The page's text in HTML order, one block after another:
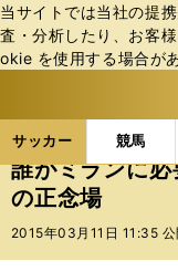
当サイトでは当社の提
査・分析したり、お客
okie を使⽤する場合が
サッカー 競馬
ス
ポ
ル
サッカーの記
誰がミランに
の正念場
2015年03月11日 11:35 公